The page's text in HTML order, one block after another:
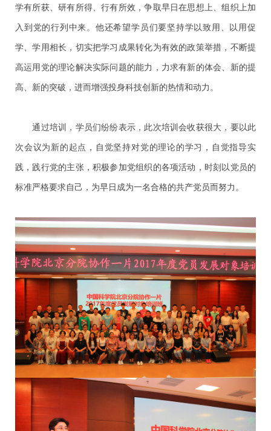
学有所获、研有所得、行有所效，争取早日在思想上、组织上加
入到党的行列中来。他还希望学员们要坚持学以致用、以用促
学、学用相长，切实把学习成果转化为有效的政策举措，不断提
高运用党的理论解决实际问题的能力，力求有新的体会、新的提
高、新的突破，进而增强投身科技创新的热情和动力。
通过培训，学员们纷纷表示，此次培训会收获很大，要以此
次会议为新的起点，自觉坚持对党的理论的学习，自觉指导实
践，践行党的主张，积极参加党组织的各项活动，时刻以党员的
标准严格要求自己，为早日成为一名合格的共产党员而努力。